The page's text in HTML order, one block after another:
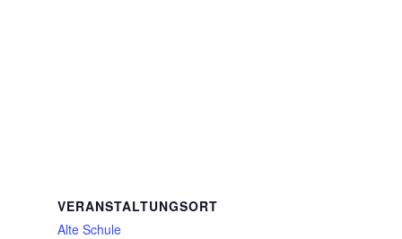
VERANSTALTUNGSORT
Alte Schule